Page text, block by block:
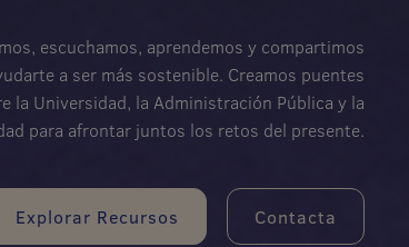
escuchamos, aprendemos y compartimos
a ser más sostenible. Creamos puentes
la Universidad, la Administración Pública y la
para afrontar juntos los retos del presente.
Explorar Recursos Contacta